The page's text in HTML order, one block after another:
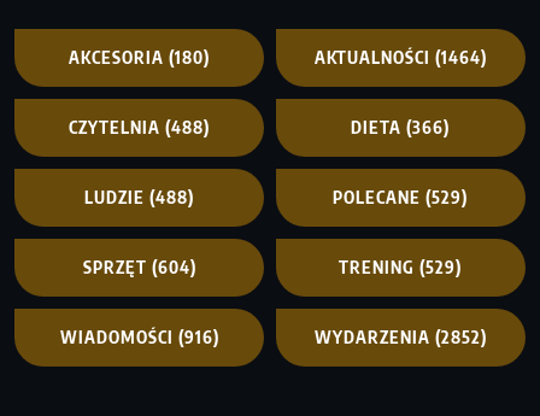
AKCESORIA (180) AKTUALNOŚCI (1464)
CZYTELNIA (488) DIETA (366)
LUDZIE (488) POLECANE (529)
SPRZĘT (604) TRENING (529)
WIADOMOŚCI (916) WYDARZENIA (2852)